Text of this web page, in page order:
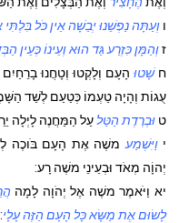
ו וְעַתָּה נַפְשֵׁנוּ יְבֵשָׁה אֵין כֹּל בִּלְתִּי
זוְהַמָּן כִּזְרַע גַּד הוּא וְעֵינוֹ כְּעֵין
ח שָׁטוּהָעָם וְלָקְטוּ וְטָחֲנוּ בָרֵחַיִם
עֻגוֹת וְהָיָה טַעְמוֹ כְּטַעַם לְשַׁד
ט וּבְרֶדֶת הַטַּל עַל הַמַּחֲנֶה לָיְלָה
י וַיִּשְׁמַע משֶׁה אֶת הָעָם בֹּוכֶה
יְהוָֹה מְאֹד וּבְעֵינֵי משֶׁה רָע:
יאוַיֹּאמֶר משֶׁה אֶל יְהֹוָה לָמָה
לָשׂוּם אֶת מַשָּׂא כָּל הָעָם הַזֶּה עָלָי: